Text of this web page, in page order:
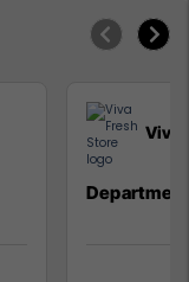
Viva